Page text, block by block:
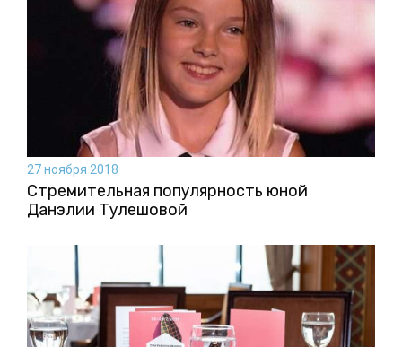
27 ноября 2018
Стремительная популярность юной
Данэлии Тулешовой